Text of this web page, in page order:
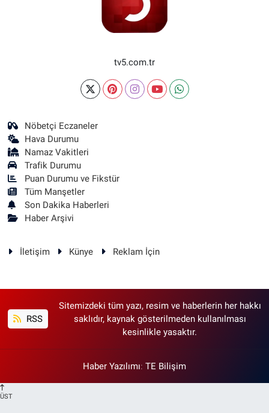
tv5.com.tr
Nöbetçi Eczaneler
Hava Durumu
Namaz Vakitleri
Trafik Durumu
Puan Durumu ve Fikstür
Tüm Manşetler
Son Dakika Haberleri
Haber Arşivi
İletişim Künye Reklam İçin
RSS
Sitemizdeki tüm yazı, resim ve haberlerin her hakkı
saklıdır, kaynak gösterilmeden kullanılması
kesinlikle yasaktır.
Haber Yazılımı: TE Bilişim
ÜST